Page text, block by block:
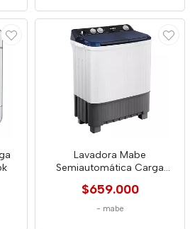
Lavadora Mabe
Semiautomática Carga
$659.000
- mabe